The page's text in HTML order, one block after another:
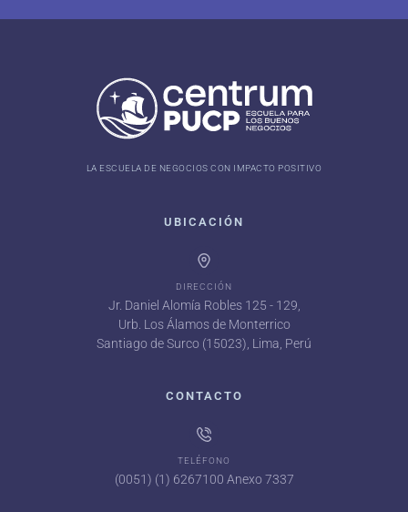
LA ESCUELA DE NEGOCIOS CON IMPACTO POSITIVO
UBICACIÓN
DIRECCIÓN
Jr. Daniel Alomía Robles 125 - 129,
Urb. Los Álamos de Monterrico
Santiago de Surco (15023), Lima, Perú
CONTACTO
TELÉFONO
(0051) (1) 6267100 Anexo 7337